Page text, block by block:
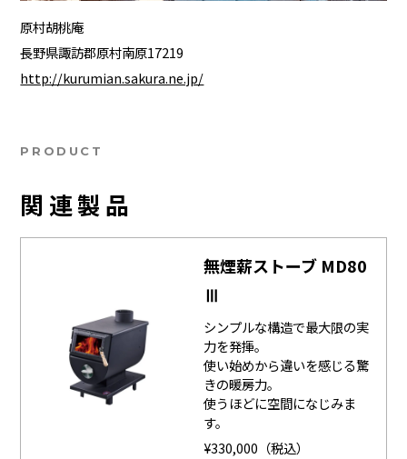
原村胡桃庵
長野県諏訪郡原村南原17219
http://kurumian.sakura.ne.jp/
PRODUCT
関連製品
無煙薪ストーブ MD80
Ⅲ
シンプルな構造で最大限の実
力を発揮。
使い始めから違いを感じる驚
きの暖房力。
使うほどに空間になじみま
す。
¥330,000（税込）